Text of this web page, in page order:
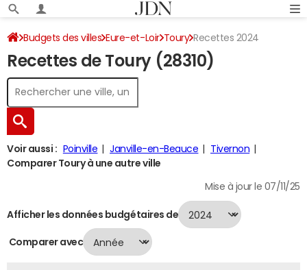
Budgets des villes Eure-et-Loir Toury Recettes 2024
Recettes de Toury (28310)
Voir aussi : Poinville Janville-en-Beauce
Tivernon
Comparer Toury à une autre ville
Mise à jour le 07/11/25
Afficher les données budgétaires de
Comparer avec